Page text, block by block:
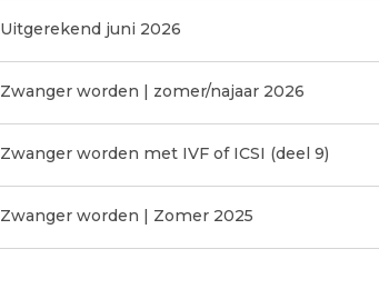
Uitgerekend juni 2026
Zwanger worden | zomer/najaar 2026
Zwanger worden met IVF of ICSI (deel 9)
Zwanger worden | Zomer 2025